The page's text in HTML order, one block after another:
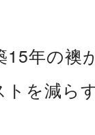
年の襖
を減ら